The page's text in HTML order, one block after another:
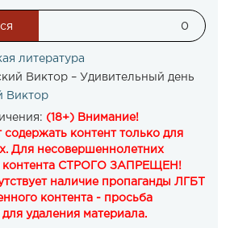
0
литература
Виктор – Удивительный день
Виктор
(18+) Внимание!
контент только для
Для несовершеннолетних
контента СТРОГО ЗАПРЕЩЕН!
наличие пропаганды ЛГБТ
контента - просьба
удаления материала.